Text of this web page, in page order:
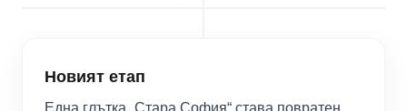
Новият етап
Една глътка „Стара София“ става повратен